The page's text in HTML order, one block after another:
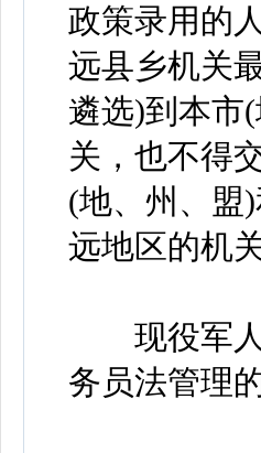
政策录用的
远县乡机关
遴选)到本市
关，也不得
(地、州、盟
远地区的机关
现役军人
务员法管理